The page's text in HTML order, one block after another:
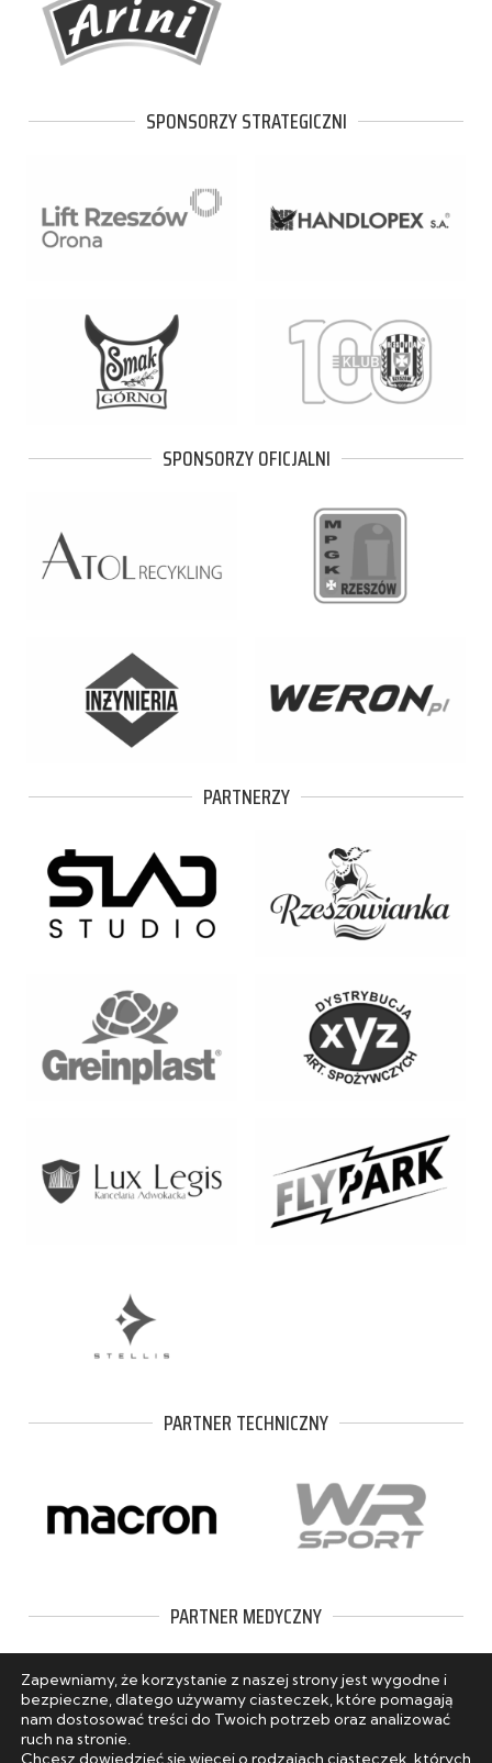
SPONSORZY STRATEGICZNI
SPONSORZY OFICJALNI
PARTNERZY
PARTNER TECHNICZNY
PARTNER MEDYCZNY
Zapewniamy, że korzystanie z naszej strony jest wygodne i
bezpieczne, dlatego używamy ciasteczek, które pomagają
nam dostosować treści do Twoich potrzeb oraz analizować
ruch na stronie.
Chcesz dowiedzieć się więcej o rodzajach ciasteczek, których